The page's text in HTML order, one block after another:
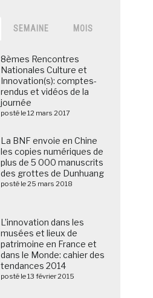
SEMAINE MOIS
8èmes Rencontres
Nationales Culture et
Innovation(s): comptes-
rendus et vidéos de la
journée
posté le 12 mars 2017
La BNF envoie en Chine
les copies numériques de
plus de 5 000 manuscrits
des grottes de Dunhuang
posté le 25 mars 2018
L’innovation dans les
musées et lieux de
patrimoine en France et
dans le Monde: cahier des
tendances 2014
posté le 13 février 2015